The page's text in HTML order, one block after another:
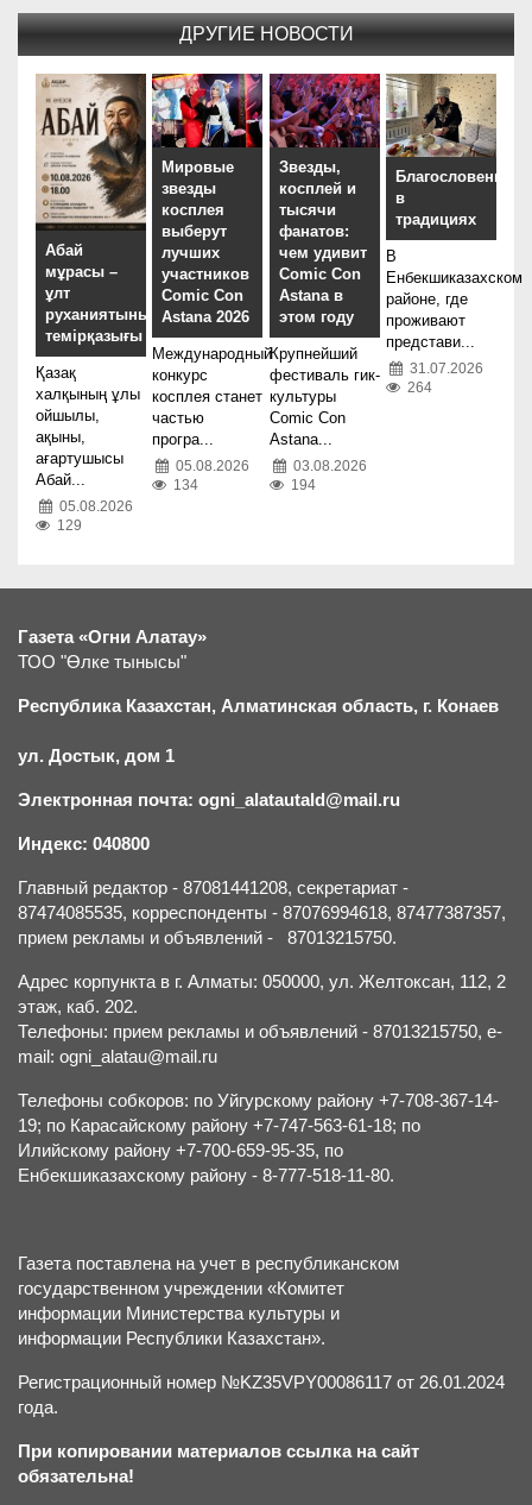
ДРУГИЕ НОВОСТИ
Абай
мұрасы –
ұлт
руханиятының
темірқазығы
Қазақ
халқының ұлы
ойшылы,
ақыны,
ағартушысы
Абай...
05.08.2026
129
Мировые
звезды
косплея
выберут
лучших
участников
Comic Con
Astana 2026
Международный
конкурс
косплея станет
частью
програ...
05.08.2026
134
Звезды,
косплей и
тысячи
фанатов:
чем удивит
Comic Con
Astana в
этом году
Крупнейший
фестиваль гик-
культуры
Comic Con
Astana...
03.08.2026
194
Благословение
в
традициях
В
Енбекшиказахском
районе, где
проживают
представи...
31.07.2026
264
Газета «Огни Алатау»
ТОО "Өлке тынысы"
Республика Казахстан, Алматинская область, г. Конаев
ул. Достык, дом 1
Электронная почта: ogni_alatautald@mail.ru
Индекс: 040800
Главный редактор - 87081441208, секретариат -
87474085535, корреспонденты - 87076994618, 87477387357,
прием рекламы и объявлений - 87013215750.
Адрес корпункта в г. Алматы: 050000, ул. Желтоксан, 112, 2
этаж, каб. 202.
Телефоны: прием рекламы и объявлений - 87013215750, e-
mail: ogni_alatau@mail.ru
Телефоны собкоров: по Уйгурскому району +7-708-367-14-
19; по Карасайскому району +7-747-563-61-18; по
Илийскому району +7-700-659-95-35, по
Енбекшиказахскому району - 8-777-518-11-80.
Газета поставлена на учет в республиканском
государственном учреждении «Комитет
информации Министерства культуры и
информации Республики Казахстан».
Регистрационный номер №KZ35VPY00086117 от 26.01.2024
года.
При копировании материалов ссылка на сайт
обязательна!